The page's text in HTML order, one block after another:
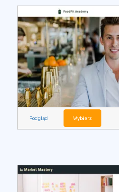
Podgląd Wybierz